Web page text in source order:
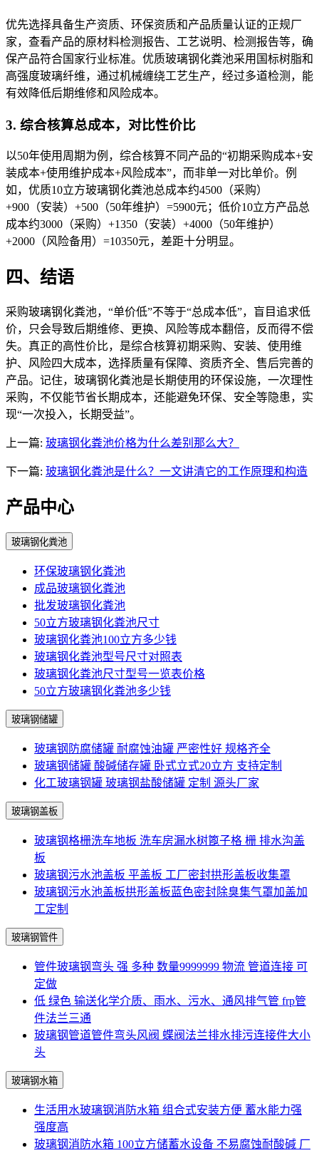
优先选择具备生产资质、环保资质和产品质量认证的正规厂
家，查看产品的原材料检测报告、工艺说明、检测报告等，确
保产品符合国家行业标准。优质玻璃钢化粪池采用国标树脂和
高强度玻璃纤维，通过机械缠绕工艺生产，经过多道检测，能
有效降低后期维修和风险成本。
3. 综合核算总成本，对比性价比
以50年使用周期为例，综合核算不同产品的“初期采购成本+安
装成本+使用维护成本+风险成本”，而非单一对比单价。例
如，优质10立方玻璃钢化粪池总成本约4500（采购）
+900（安装）+500（50年维护）=5900元；低价10立方产品总
成本约3000（采购）+1350（安装）+4000（50年维护）
+2000（风险备用）=10350元，差距十分明显。
四、结语
采购玻璃钢化粪池，“单价低”不等于“总成本低”，盲目追求低
价，只会导致后期维修、更换、风险等成本翻倍，反而得不偿
失。真正的高性价比，是综合核算初期采购、安装、使用维
护、风险四大成本，选择质量有保障、资质齐全、售后完善的
产品。记住，玻璃钢化粪池是长期使用的环保设施，一次理性
采购，不仅能节省长期成本，还能避免环保、安全等隐患，实
现“一次投入，长期受益”。
上一篇: 玻璃钢化粪池价格为什么差别那么大？
下一篇: 玻璃钢化粪池是什么？一文讲清它的工作原理和构造
产品中心
玻璃钢化粪池
环保玻璃钢化粪池
成品玻璃钢化粪池
批发玻璃钢化粪池
50立方玻璃钢化粪池尺寸
玻璃钢化粪池100立方多少钱
玻璃钢化粪池型号尺寸对照表
玻璃钢化粪池尺寸型号一览表价格
50立方玻璃钢化粪池多少钱
玻璃钢储罐
玻璃钢防腐储罐 耐腐蚀油罐 严密性好 规格齐全
玻璃钢储罐 酸碱储存罐 卧式立式20立方 支持定制
化工玻璃钢罐 玻璃钢盐酸储罐 定制 源头厂家
玻璃钢盖板
玻璃钢格栅洗车地板 洗车房漏水树篦子格 栅 排水沟盖
板
玻璃钢污水池盖板 平盖板 工厂密封拱形盖板收集罩
玻璃钢污水池盖板拱形盖板蓝色密封除臭集气罩加盖加
工定制
玻璃钢管件
管件玻璃钢弯头 强 多种 数量9999999 物流 管道连接 可
定做
低 绿色 输送化学介质、雨水、污水、通风排气管 frp管
件法兰三通
玻璃钢管道管件弯头风阀 蝶阀法兰排水排污连接件大小
头
玻璃钢水箱
生活用水玻璃钢消防水箱 组合式安装方便 蓄水能力强
强度高
玻璃钢消防水箱 100立方储蓄水设备 不易腐蚀耐酸碱 厂